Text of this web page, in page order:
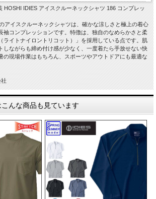
HOSHI IDIES アイスクルーネックシャツ 186 コンプレッ
アイスクルーネックシャツは、確かな涼しさと極上の着心
袖コンプレッションです。特徴は、独自のなめらかさと柔
ライトナイロントリコット）」を採用している点です。肌
しながらも締め付け感が少なく、一度着たら手放せない快
の現場作業はもちろん、スポーツやアウトドアにも最適な
社
んな商品も見ています